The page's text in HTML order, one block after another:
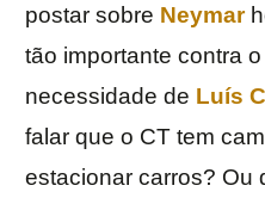
postar sobre Neymar
tão importante contra o
necessidade de Luís
falar que o CT tem
estacionar carros? Ou